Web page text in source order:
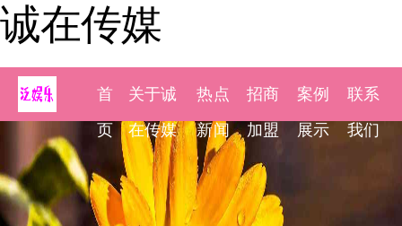
诚在传媒
首
页
关于诚
在传媒
热点
新闻
招商
加盟
案例
展示
联系
我们